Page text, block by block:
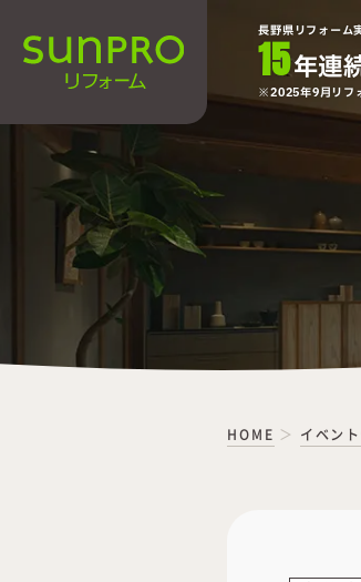
長野県リフォーム
15年連
2025年9月リフ
HOME イベン